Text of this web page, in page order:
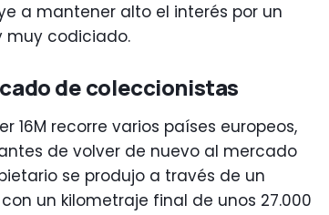
a mantener alto el interés por un
muy codiciado.
de coleccionistas
16M recorre varios países europeos,
de volver de nuevo al mercado
se produjo a través de un
un kilometraje final de unos 27.000